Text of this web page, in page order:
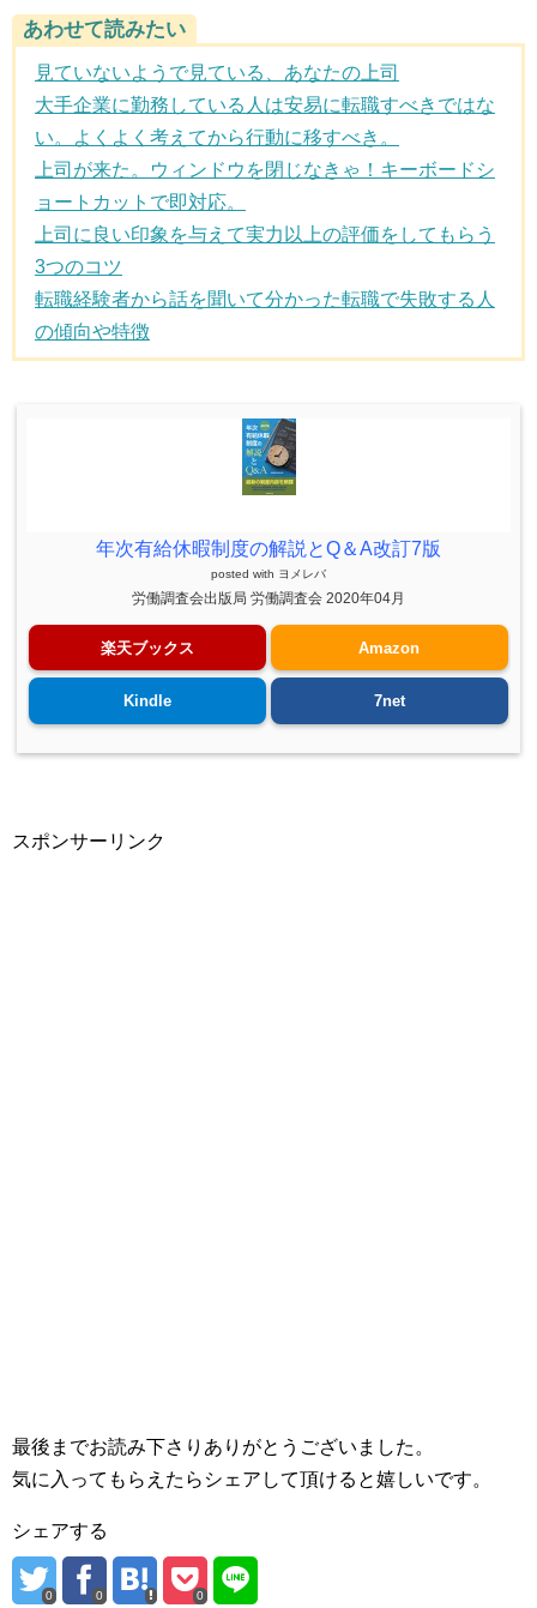
あわせて読みたい
見ていないようで見ている、あなたの上司
大手企業に勤務している人は安易に転職すべきではな
い。よくよく考えてから行動に移すべき。
上司が来た。ウィンドウを閉じなきゃ！キーボードシ
ョートカットで即対応。
上司に良い印象を与えて実力以上の評価をしてもらう
3つのコツ
転職経験者から話を聞いて分かった転職で失敗する人
の傾向や特徴
年次有給休暇制度の解説とQ＆A改訂7版
posted with ヨメレバ
労働調査会出版局 労働調査会 2020年04月
楽天ブックス Amazon
Kindle 7net
スポンサーリンク
最後までお読み下さりありがとうございました。
気に入ってもらえたらシェアして頂けると嬉しいです。
シェアする
0 0 0